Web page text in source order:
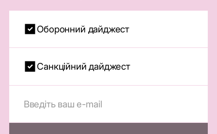
Оборонний дайджест
Санкційний дайджест